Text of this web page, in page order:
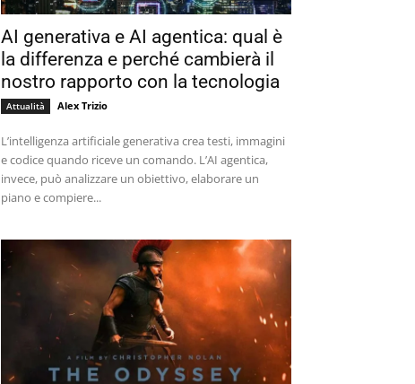
AI generativa e AI agentica: qual è
la differenza e perché cambierà il
nostro rapporto con la tecnologia
Attualità Alex Trizio
L’intelligenza artificiale generativa crea testi, immagini
e codice quando riceve un comando. L’AI agentica,
invece, può analizzare un obiettivo, elaborare un
piano e compiere...